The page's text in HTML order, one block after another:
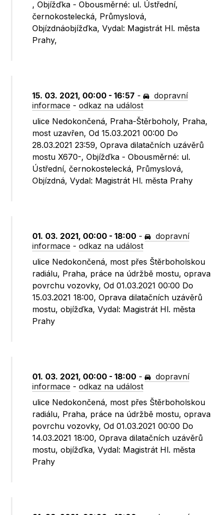
, Objížďka - Obousměrné: ul. Ústřední,
černokostelecká, Průmyslová,
Objízdnáobjížďka, Vydal: Magistrát Hl. města
Prahy,
15. 03. 2021, 00:00 - 16:57 -
dopravní
informace -odkaz na událost
ulice Nedokončená, Praha-Štěrboholy, Praha,
most uzavřen, Od 15.03.2021 00:00 Do
28.03.2021 23:59, Oprava dilatačních uzávěrů
mostu X670-, Objížďka - Obousměrné: ul.
Ústřední, černokostelecká, Průmyslová,
Objízdná, Vydal: Magistrát Hl. města Prahy
01. 03. 2021, 00:00 - 18:00 -
dopravní
informace -odkaz na událost
ulice Nedokončená, most přes Štěrboholskou
radiálu, Praha, práce na údržbě mostu, oprava
povrchu vozovky, Od 01.03.2021 00:00 Do
15.03.2021 18:00, Oprava dilatačních uzávěrů
mostu, objížďka, Vydal: Magistrát Hl. města
Prahy
01. 03. 2021, 00:00 - 18:00 -
dopravní
informace -odkaz na událost
ulice Nedokončená, most přes Štěrboholskou
radiálu, Praha, práce na údržbě mostu, oprava
povrchu vozovky, Od 01.03.2021 00:00 Do
14.03.2021 18:00, Oprava dilatačních uzávěrů
mostu, objížďka, Vydal: Magistrát Hl. města
Prahy